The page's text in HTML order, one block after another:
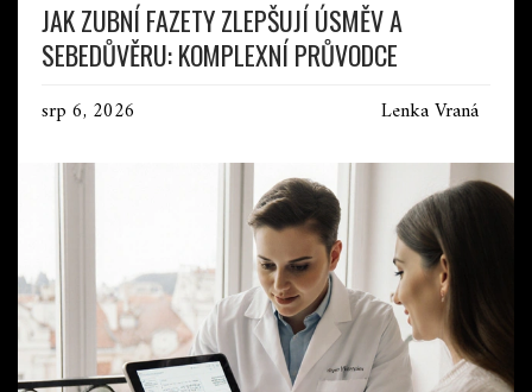
JAK ZUBNÍ FAZETY ZLEPŠUJÍ ÚSMĚV A
SEBEDŮVĚRU: KOMPLEXNÍ PRŮVODCE
srp 6, 2026 Lenka Vraná